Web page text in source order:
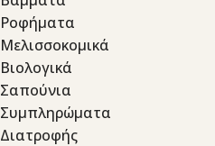
Ροφήματα
Μελισσοκομικά
Βιολογικά
Σαπούνια
Συμπληρώματα
Διατροφής